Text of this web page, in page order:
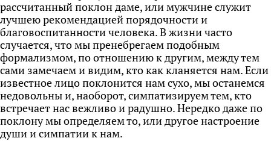
рассчитанный поклон даме, или мужчине служит
лучшею рекомендацией порядочности и
благовоспитанности человека. В жизни часто
случается, что мы пренебрегаем подобным
формализмом, по отношению к другим, между тем
сами замечаем и видим, кто как кланяется нам. Если
известное лицо поклонится нам сухо, мы останемся
недовольны и, наоборот, симпатизируем тем, кто
встречает нас вежливо и радушно. Нередко даже по
поклону мы определяем то, или другое настроение
души и симпатии к нам.